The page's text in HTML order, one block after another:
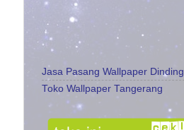
Jasa Pasang Wallpaper Dinding
Toko Wallpaper Tangerang